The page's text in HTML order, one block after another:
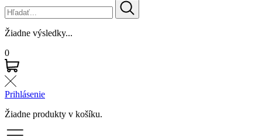
Žiadne výsledky...
0
Prihlásenie
Žiadne produkty v košíku.